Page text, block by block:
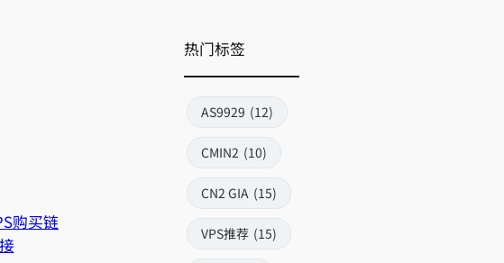
购买链
接
热门标签
AS9929 (12)
CMIN2 (10)
CN2 GIA (15)
VPS推荐 (15)